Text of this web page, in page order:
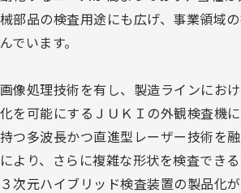
械部品の検査用途にも広げ、事業領域
んでいます。
画像処理技術を有し、製造ラインにお
化を可能にするＪＵＫＩの外観検査機
持つ多波長かつ直進型レーザー技術を
により、さらに複雑な形状を検査でき
３次元ハイブリッド検査装置の製品化が